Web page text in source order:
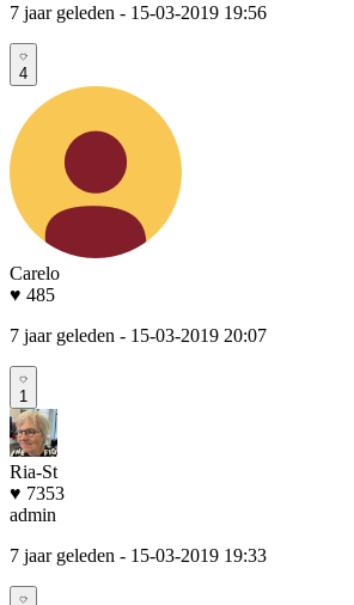
7 jaar geleden - 15-03-2019 19:56
4
Carelo
♥ 485
7 jaar geleden - 15-03-2019 20:07
1
Ria-St
♥ 7353
admin
7 jaar geleden - 15-03-2019 19:33